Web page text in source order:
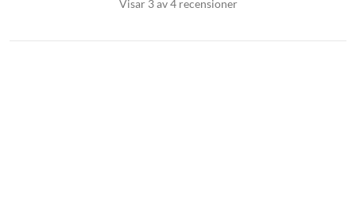
Visar 3 av 4 recensioner